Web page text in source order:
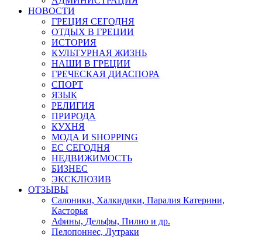
НОВОСТИ
ГРЕЦИЯ СЕГОДНЯ
ОТДЫХ В ГРЕЦИИ
ИСТОРИЯ
КУЛЬТУРНАЯ ЖИЗНЬ
НАШИ В ГРЕЦИИ
ГРЕЧЕСКАЯ ДИАСПОРА
СПОРТ
ЯЗЫК
РЕЛИГИЯ
ПРИРОДА
КУХНЯ
МОДА И SHOPPING
ЕС СЕГОДНЯ
НЕДВИЖИМОСТЬ
БИЗНЕС
ЭКСКЛЮЗИВ
ОТЗЫВЫ
Салоники, Халкидики, Паралия Катерини,
Касторья
Афины, Дельфы, Пилио и др.
Пелопоннес, Лутраки